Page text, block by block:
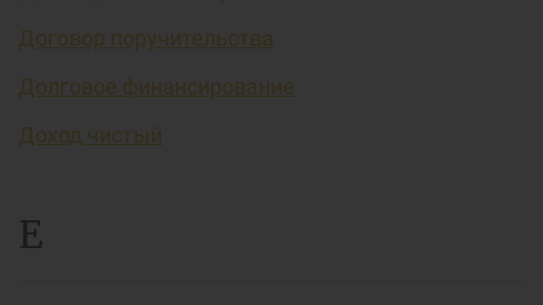
Договор поручительства
Долговое финансирование
Доход чистый
Е